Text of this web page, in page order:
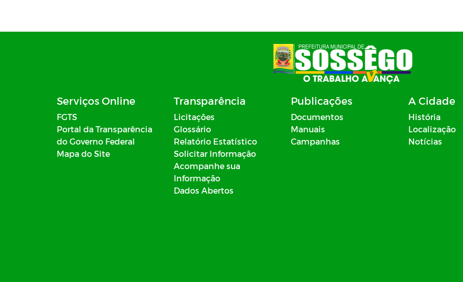
Serviços Online
FGTS
Portal da Transparência
do Governo Federal
Mapa do Site
Transparência
Licitações
Glossário
Relatório Estatístico
Solicitar Informação
Acompanhe sua
Informação
Dados Abertos
Publicações
Documentos
Manuais
Campanhas
A Cidade
História
Localização
Notícias